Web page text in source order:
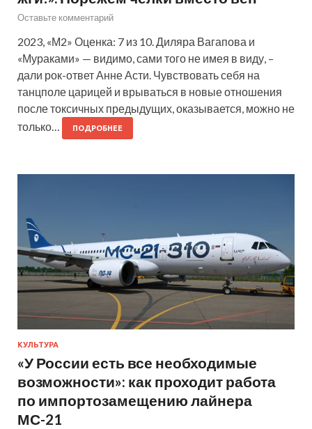
Оставьте комментарий
2023, «М2» Оценка: 7 из 10. Диляра Вагапова и
«Мураками» — видимо, сами того не имея в виду, –
дали рок-ответ Анне Асти. Чувствовать себя на
танцполе царицей и врываться в новые отношения
после токсичных предыдущих, оказывается, можно не
только…
ПОДРОБНЕЕ
КУЛЬТУРА
«У России есть все необходимые
возможности»: как проходит работа
по импортозамещению лайнера
МС-21